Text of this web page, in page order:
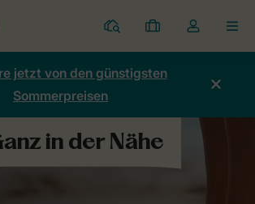
Ferienparks
Meine
Buchungen
Dropdown-
Menü
Kontos
jetzt von den günstigsten
Sommerpreisen